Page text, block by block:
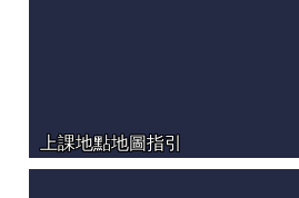
上課地點地圖指引